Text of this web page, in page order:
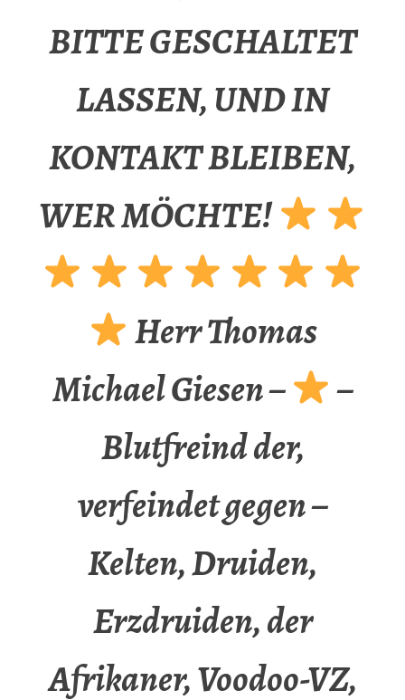
BITTE GESCHALTET
LASSEN, UND IN
KONTAKT BLEIBEN,
WER MÖCHTE!
Herr Thomas
Michael Giesen –
–
Blutfreind der,
verfeindet gegen –
Kelten, Druiden,
Erzdruiden, der
Afrikaner, Voodoo-VZ,